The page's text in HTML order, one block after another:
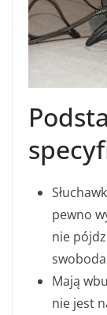
pewno
nie
Mają
nie jest